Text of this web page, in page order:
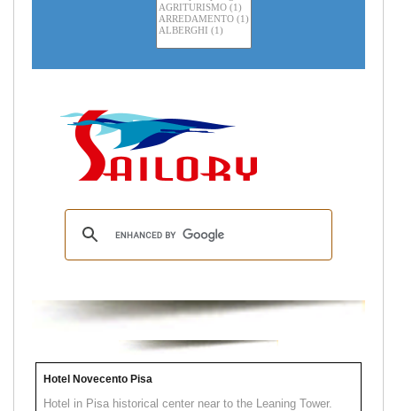
Hotel Novecento Pisa
Hotel in Pisa historical center near to the Leaning Tower.